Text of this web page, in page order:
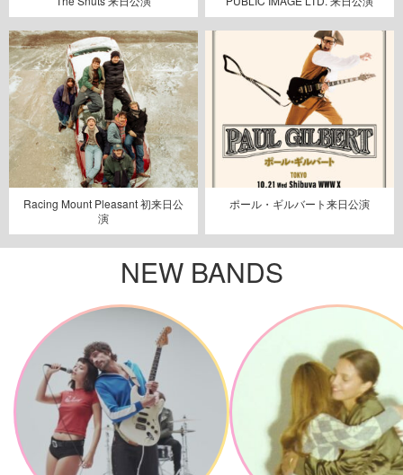
Racing Mount Pleasant 初来日公
演
ポール・ギルバート来日公演
NEW BANDS